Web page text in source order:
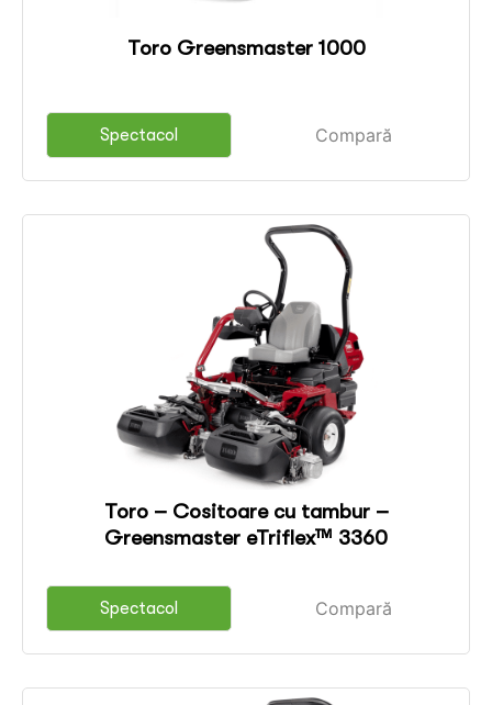
Toro Greensmaster 1000
Spectacol Compară
Toro – Cositoare cu tambur –
Greensmaster eTriflex™ 3360
Spectacol Compară